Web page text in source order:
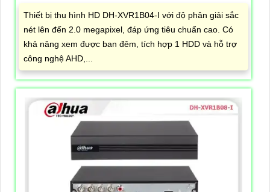
Thiết bị thu hình HD DH-XVR1B04-I với độ phân giải sắc
nét lên đến 2.0 megapixel, đáp ứng tiêu chuẩn cao. Có
khả năng xem được ban đêm, tích hợp 1 HDD và hỗ trợ
công nghệ AHD,...